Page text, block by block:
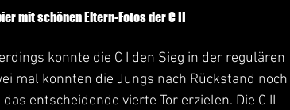
mit schönen Eltern-Fotos der C II
konnte die C I den Sieg in der regulären
mal konnten die Jungs nach Rückstand noch
entscheidende vierte Tor erzielen. Die C II